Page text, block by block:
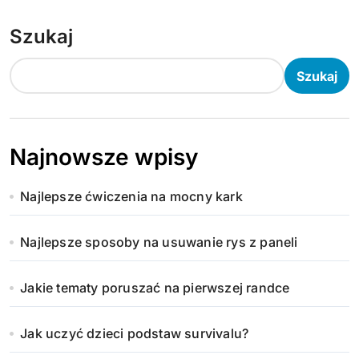
Szukaj
Szukaj
Najnowsze wpisy
Najlepsze ćwiczenia na mocny kark
Najlepsze sposoby na usuwanie rys z paneli
Jakie tematy poruszać na pierwszej randce
Jak uczyć dzieci podstaw survivalu?